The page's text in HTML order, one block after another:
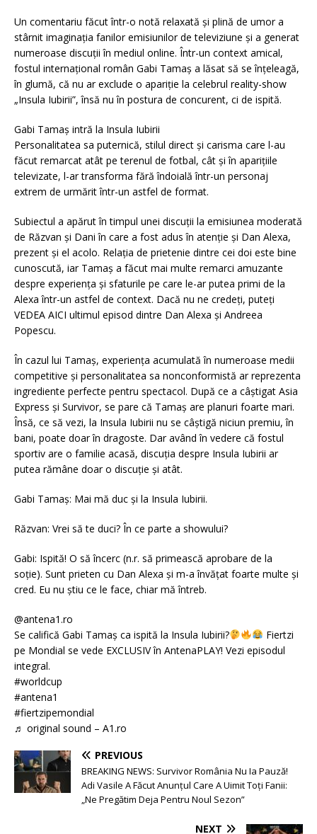
Un comentariu făcut într-o notă relaxată și plină de umor a
stârnit imaginația fanilor emisiunilor de televiziune și a generat
numeroase discuții în mediul online. Într-un context amical,
fostul internațional român Gabi Tamaș a lăsat să se înțeleagă,
în glumă, că nu ar exclude o apariție la celebrul reality-show
„Insula Iubirii”, însă nu în postura de concurent, ci de ispită.
Gabi Tamaș intră la Insula Iubirii
Personalitatea sa puternică, stilul direct și carisma care l-au
făcut remarcat atât pe terenul de fotbal, cât și în aparițiile
televizate, l-ar transforma fără îndoială într-un personaj
extrem de urmărit într-un astfel de format.
Subiectul a apărut în timpul unei discuții la emisiunea moderată
de Răzvan și Dani în care a fost adus în atenție și Dan Alexa,
prezent și el acolo. Relația de prietenie dintre cei doi este bine
cunoscută, iar Tamaș a făcut mai multe remarci amuzante
despre experiența și sfaturile pe care le-ar putea primi de la
Alexa într-un astfel de context. Dacă nu ne credeți, puteți
VEDEA AICI ultimul episod dintre Dan Alexa și Andreea
Popescu.
În cazul lui Tamaș, experiența acumulată în numeroase medii
competitive și personalitatea sa nonconformistă ar reprezenta
ingrediente perfecte pentru spectacol. După ce a câștigat Asia
Express și Survivor, se pare că Tamaș are planuri foarte mari.
Însă, ce să vezi, la Insula Iubirii nu se câștigă niciun premiu, în
bani, poate doar în dragoste. Dar având în vedere că fostul
sportiv are o familie acasă, discuția despre Insula Iubirii ar
putea rămâne doar o discuție și atât.
Gabi Tamaș: Mai mă duc și la Insula Iubirii.
Răzvan: Vrei să te duci? În ce parte a showului?
Gabi: Ispită! O să încerc (n.r. să primească aprobare de la
soție). Sunt prieten cu Dan Alexa și m-a învățat foarte multe și
cred. Eu nu știu ce le face, chiar mă întreb.
@antena1.ro
Se califică Gabi Tamaș ca ispită la Insula Iubirii?
Fiertzi
pe Mondial se vede EXCLUSIV în AntenaPLAY! Vezi episodul
integral.
#worldcup
#antena1
#fiertzipemondial
♬ original sound – A1.ro
PREVIOUS
BREAKING NEWS: Survivor România Nu Ia Pauză!
Adi Vasile A Făcut Anunțul Care A Uimit Toți Fanii:
„Ne Pregătim Deja Pentru Noul Sezon”
NEXT